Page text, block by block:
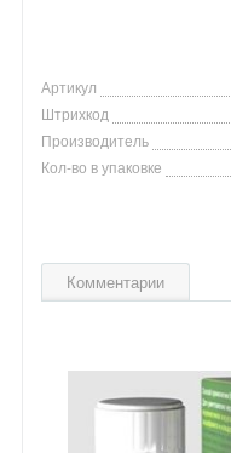
Артикул
Штрихкод
Производитель
Кол-во в упаковке
Комментарии